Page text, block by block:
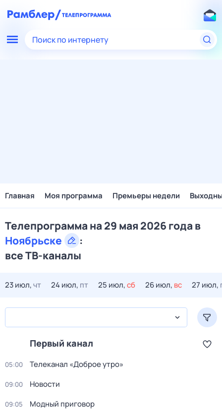
Поиск по интернету
Главная Моя программа Премьеры недели
Телепрограмма на 29 мая 2026 года в
Ноябрьске
:
все ТВ-каналы
23 июл,чт 24 июл, пт 25 июл,сб 26 июл, вс 27 июл,
Первый канал
05:00 Телеканал «Доброе утро»
09:00 Новости
09:05 Модный приговор